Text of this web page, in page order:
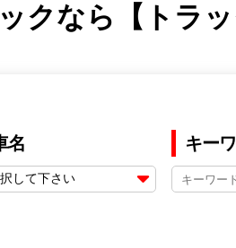
クなら【トラッ
名 キー